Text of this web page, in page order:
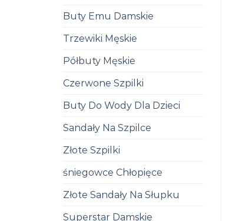
Buty Emu Damskie
Trzewiki Męskie
Półbuty Męskie
Czerwone Szpilki
Buty Do Wody Dla Dzieci
Sandały Na Szpilce
Złote Szpilki
śniegowce Chłopięce
Złote Sandały Na Słupku
Superstar Damskie